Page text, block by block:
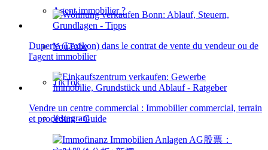
Agent immobilier ?
YouTube
TikTok
Instagram
Duperie (Lexikon) dans le contrat de vente du vendeur ou de
l'agent immobilier
Vendre un centre commercial : Immobilier commercial, terrain
et procédure - Guide